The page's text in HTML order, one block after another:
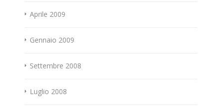
Aprile 2009
Gennaio 2009
Settembre 2008
Luglio 2008